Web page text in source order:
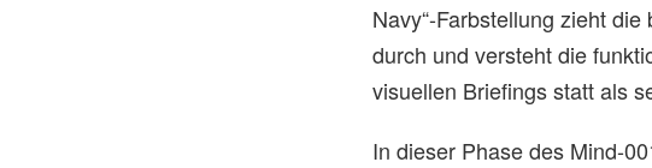
Navy“-Farbstellung zieht
durch und versteht die
visuellen Briefings statt als
In dieser Phase des Mind-